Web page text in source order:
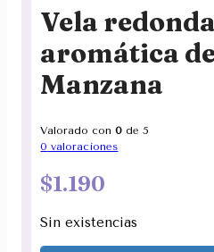
Vela redonda
aromática
Manzana
Valorado con0 de 5
0 valoraciones
$1.190
Sin existencias